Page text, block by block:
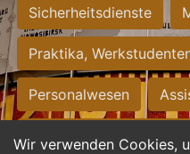
Wir verwenden Cookies,
Sicherheitsdienste
Praktika,
Personalwesen
Hilfskräfte, Aushilfs-